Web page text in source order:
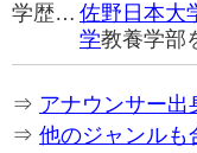
学歴… 佐野日本大
学教養学部
⇒ アナウンサー出
⇒ 他のジャンルも